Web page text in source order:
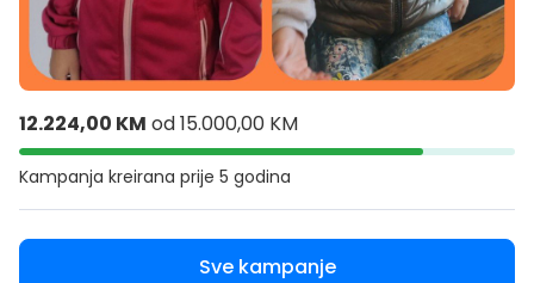
12.224,00 KM od15.000,00 KM
Kampanja kreirana prije 5 godina
Sve kampanje